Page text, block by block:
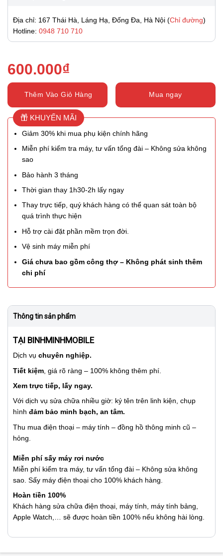
Địa chỉ: 167 Thái Hà, Láng Hạ, Đống Đa, Hà Nội (Chỉ đường)
Hotline: 0948 710 710
600.000₫
Thêm Vào Giỏ Hàng Mua ngay
KHUYẾN MÃI
Giảm 30% khi mua phụ kiện chính hãng
Miễn phí kiểm tra máy, tư vấn tổng đài – Không sửa không
sao
Bảo hành 3 tháng
Thời gian thay 1h30-2h lấy ngay
Thay trực tiếp, quý khách hàng có thể quan sát toàn bộ
quá trình thực hiện
Hỗ trợ cài đặt phần mềm trọn đời.
Vệ sinh máy miễn phí
Giá chưa bao gồm công thợ – Không phát sinh thêm
chi phí
Thông tin sản phẩm
TẠI BINHMINHMOBILE
Dịch vụ chuyên nghiệp.
Tiết kiệm , giá rõ ràng – 100% không thêm phí.
Xem trực tiếp, lấy ngay.
Với dịch vụ sửa chữa nhiều giờ: ký tên trên linh kiện, chụp
hình đảm bảo minh bạch, an tâm.
Thu mua điện thoại – máy tính – đồng hồ thông minh cũ –
hỏng.
Miễn phí sấy máy rơi nước
Miễn phí kiểm tra máy, tư vấn tổng đài – Không sửa không
sao. Sấy máy điện thoại cho 100% khách hàng.
Hoàn tiền 100%
Khách hàng sửa chữa điện thoại, máy tính, máy tính bảng,
Apple Watch,… sẽ được hoàn tiền 100% nếu không hài lòng.